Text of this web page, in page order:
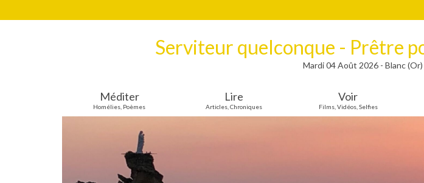
Serviteur quelconque - Prêtre
Mardi 04 Août 2026 - Blanc
Méditer
Homélies, Poèmes
Lire
Articles, Chroniques
Voir
Films, Vidéos, Selfies